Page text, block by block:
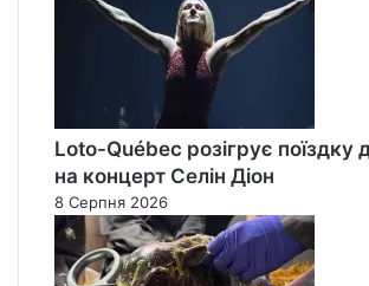
Loto-Québec розігрує
на концерт Селін Діон
8 Серпня 2026